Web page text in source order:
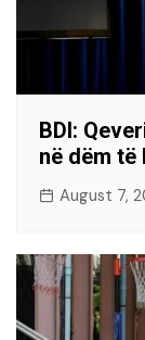
BDI:
në dëm
August 7,